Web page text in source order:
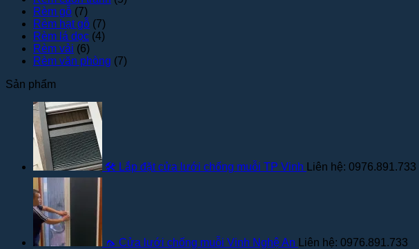
Rèm gỗ (7)
Rèm hạt gỗ (7)
Rèm lá dọc (4)
Rèm vải (6)
Rèm văn phòng (7)
Sản phẩm
🛠️ Lắp đặt cửa lưới chống muỗi TP Vinh Liên hệ: 0976.891.733
🦟 Cửa lưới chống muỗi Vinh Nghệ An Liên hệ: 0976.891.733